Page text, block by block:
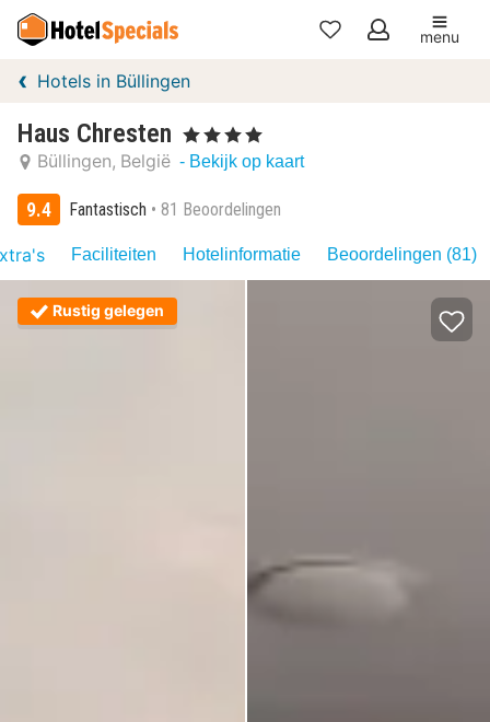
Mijn
menu
Hotels in Büllingen
Haus Chresten , 4 Sterren
Büllingen België - Bekijk op kaart
9.4 Fantastisch 81 Beoordelingen
Faciliteiten Hotelinformatie Beoordelingen (81)
Rustig gelegen